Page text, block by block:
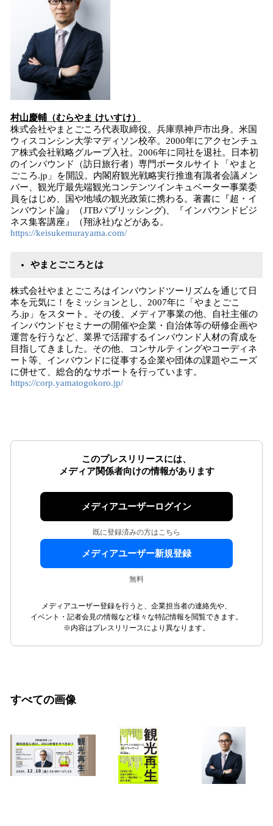
村山慶輔（むらやま けいすけ）
株式会社やまとごころ代表取締役。兵庫県神戸市出身。米国
ウィスコンシン大学マディソン校卒。2000年にアクセンチュ
ア株式会社戦略グループ入社。2006年に同社を退社。日本初
のインバウンド（訪日旅行者）専門ポータルサイト「やまと
ごころ.jp」を開設。内閣府観光戦略実行推進有識者会議メン
バー、観光庁最先端観光コンテンツインキュベーター事業委
員をはじめ、国や地域の観光政策に携わる。著書に『超・イ
ンバウンド論』（JTBパブリッシング)、『インバウンドビジ
ネス集客講座』（翔泳社)などがある。
https://keisukemurayama.com/
やまとごころとは
株式会社やまとごころはインバウンドツーリズムを通じて日
本を元気に！をミッションとし、2007年に「やまとごこ
ろ.jp」をスタート。その後、メディア事業の他、自社主催の
インバウンドセミナーの開催や企業・自治体等の研修企画や
運営を行うなど、業界で活躍するインバウンド人材の育成を
目指してきました。その他、コンサルティングやコーディネ
ート等、インバウンドに従事する企業や団体の課題やニーズ
に併せて、総合的なサポートを行っています。
https://corp.yamatogokoro.jp/
このプレスリリースには、
メディア関係者向けの情報があります
メディアユーザーログイン
既に登録済みの方はこちら
メディアユーザー新規登録
無料
メディアユーザー登録を行うと、企業担当者の連絡先や、
イベント・記者会見の情報など様々な特記情報を閲覧できます。
※内容はプレスリリースにより異なります。
すべての画像